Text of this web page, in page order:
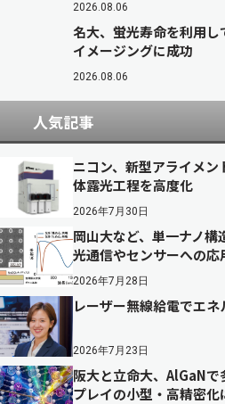
2026.08.06
名大、蛍光寿命を利用
イメージングに成功
2026.08.06
人気記事
ニコン、新型アライメ
体露光工程を高度化
2026年7月30日
岡山大など、単一ナノ
光通信やセンサーへの応
2026年7月28日
レーザー無線給電でエ
2026年7月23日
阪大と立命大、AlGaN
プレイの小型・高精密化